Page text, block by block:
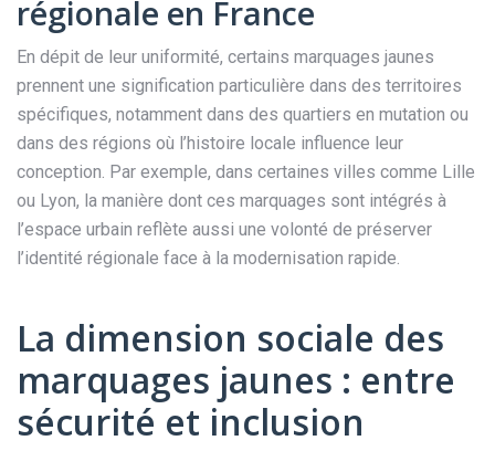
régionale en France
En dépit de leur uniformité, certains marquages jaunes
prennent une signification particulière dans des territoires
spécifiques, notamment dans des quartiers en mutation ou
dans des régions où l’histoire locale influence leur
conception. Par exemple, dans certaines villes comme Lille
ou Lyon, la manière dont ces marquages sont intégrés à
l’espace urbain reflète aussi une volonté de préserver
l’identité régionale face à la modernisation rapide.
La dimension sociale des
marquages jaunes : entre
sécurité et inclusion